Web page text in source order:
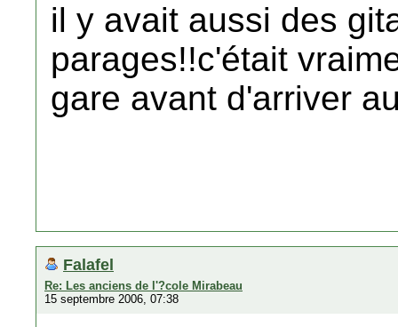
il y avait aussi des
parages!!c'était
gare avant d'arriver
Falafel
Re: Les anciens de l'?cole Mirabeau
15 septembre 2006, 07:38